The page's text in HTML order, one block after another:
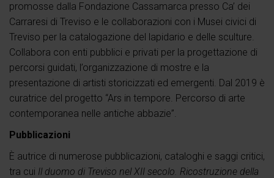
promosse dalla Fondazione Cassamarca presso Ca’ dei
Carraresi di Treviso e le collaborazioni con i Musei civici di
Treviso per la catalogazione del lapidario e delle sculture.
Collabora con enti pubblici e privati per la progettazione di
percorsi guidati, l’organizzazione di mostre e la
presentazione di artisti storicizzati ed emergenti. Dal 2019 è
curatrice del progetto “Ars in tempore. Percorso di arte
contemporanea nelle antiche abbazie”.
Pubblicazioni
È autrice di numerose pubblicazioni, cataloghi e saggi critici,
tra cui Il duomo di Treviso nel XII secolo. Ricostruzione della